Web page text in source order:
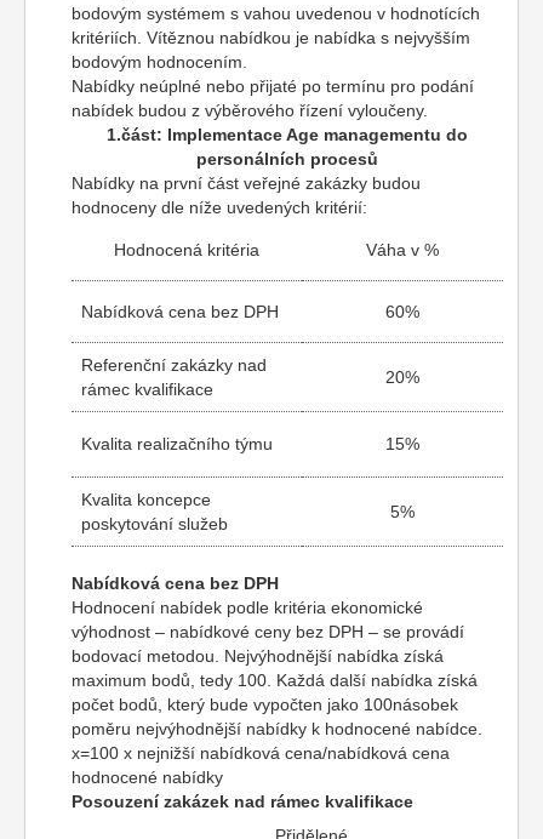
bodovým systémem s vahou uvedenou v hodnotících
kritériích. Vítěznou nabídkou je nabídka s nejvyšším
bodovým hodnocením.
Nabídky neúplné nebo přijaté po termínu pro podání
nabídek budou z výběrového řízení vyloučeny.
1.část: Implementace Age managementu do
personálních procesů
Nabídky na první část veřejné zakázky budou
hodnoceny dle níže uvedených kritérií:
Hodnocená kritéria Váha v %
Nabídková cena bez DPH 60%
Referenční zakázky nad
rámec kvalifikace
20%
Kvalita realizačního týmu 15%
Kvalita koncepce
poskytování služeb
5%
Nabídková cena bez DPH
Hodnocení nabídek podle kritéria ekonomické
výhodnost – nabídkové ceny bez DPH – se provádí
bodovací metodou. Nejvýhodnější nabídka získá
maximum bodů, tedy 100. Každá další nabídka získá
počet bodů, který bude vypočten jako 100násobek
poměru nejvýhodnější nabídky k hodnocené nabídce.
x=100 x nejnižší nabídková cena/nabídková cena
hodnocené nabídky
Posouzení zakázek nad rámec kvalifikace